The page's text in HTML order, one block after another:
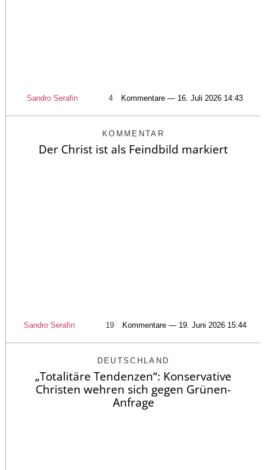
Sandro Serafin 4 Kommentare — 16. Juli 2026 14:43
KOMMENTAR
Der Christ ist als Feindbild markiert
Sandro Serafin 19 Kommentare — 19. Juni 2026 15:44
DEUTSCHLAND
„Totalitäre Tendenzen“: Konservative
Christen wehren sich gegen Grünen-
Anfrage